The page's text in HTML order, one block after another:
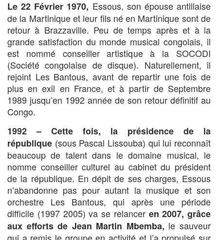
Le 22 Février 1970, Essous, son épouse antillaise
de la Martinique et leur fils né en Martinique sont de
retour à Brazzaville. Peu de temps après et à la
grande satisfaction du monde musical congolais, il
est nommé conseiller artistique à la SOCODI
(Société congolaise de disque). Naturellement, il
rejoint Les Bantous, avant de repartir une fois de
plus en exil en France, et à partir de Septembre
1989 jusqu’en 1992 année de son retour définitif au
Congo.
1992 – Cette fois, la présidence de la
république (sous Pascal Lissouba) qui lui reconnaît
beaucoup de talent dans le domaine musical, le
nomme conseiller culturel au cabinet du président
de la république. En dépit de ses charges, Essous
n’abandonne pas pour autant la musique et son
orchestre Les Bantous, qui après une période
difficile (1997 2005) va se relancer en 2007, grâce
aux efforts de Jean Martin Mbemba, le sauveur